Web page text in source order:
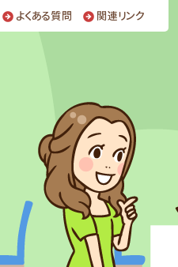
よくある質問 関連リンク